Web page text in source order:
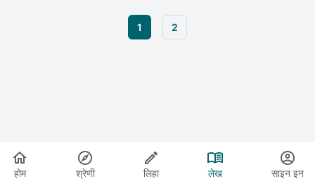
Marathi Ukhane For Female, Marathi Ukhane For Male
and Female Funny, Navardev Ukhane, New and Simple
1 2
होम श्रेणी लिहा लेख साइन इन